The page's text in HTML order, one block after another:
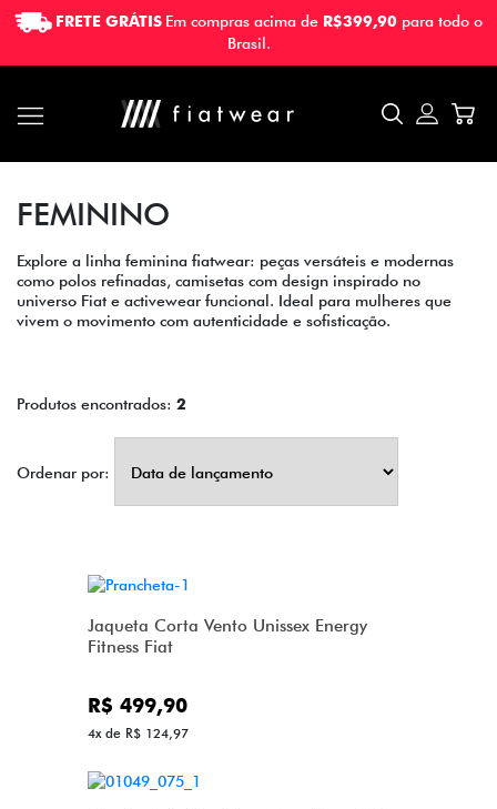
FRETE GRÁTIS Em compras acima de R$399,90 para todo o
Brasil.
FRETE GRÁTIS Em compras acima de R$399,90 para todo o
Brasil.
FEMININO
Explore a linha feminina fiatwear: peças versáteis e modernas
como polos refinadas, camisetas com design inspirado no
universo Fiat e activewear funcional. Ideal para mulheres que
vivem o movimento com autenticidade e sofisticação.
Produtos encontrados: 2
Ordenar por:
Jaqueta Corta Vento Unissex Energy
Fitness Fiat
R$ 499,90
4x de R$ 124,97